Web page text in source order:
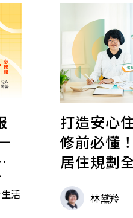
活
打造安心
修前必懂
居住規劃
林黛羚